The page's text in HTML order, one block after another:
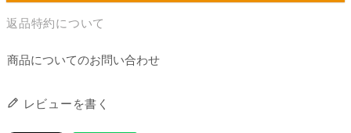
返品特約について
商品についてのお問い合わせ
レビューを書く